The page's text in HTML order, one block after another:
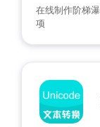
在线制作阶梯
项